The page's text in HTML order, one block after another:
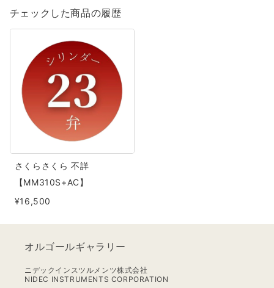
チェックした商品の履歴
詳
【MM310S+AC】
さくらさくら 不詳
【MM310S+AC】
¥16,500
オルゴールギャラリー
ニデックインスツルメンツ株式会社
NIDEC INSTRUMENTS CORPORATION